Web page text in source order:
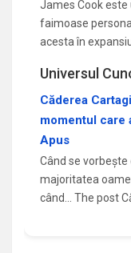
James Cook
faimoase
acesta în
Universul
Căderea
momentul care
Apus
Când se
majoritatea
când... The post